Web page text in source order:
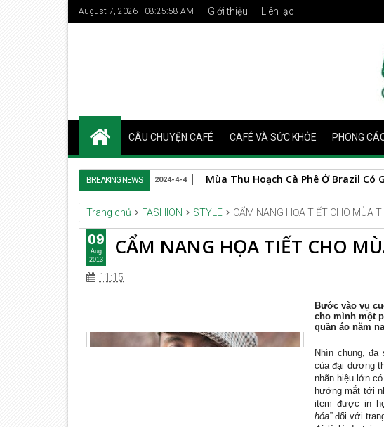
August 7, 2026 08:25:58 AM Giới thiệu Liên lạc
CÂU CHUYỆN CAFÉ CAFÉ VÀ SỨC KHỎE PHONG
BREAKING NEWS Spanish Roast
2024-3-24
Trang chủ FASHION STYLE CẨM NANG HỌA TIẾT CHO MÙA
CẨM NANG HỌA TIẾT CHO
11:15
Bước vào vụ
cho mình một
quần áo năm
Nhìn chung,
của đại dương
nhãn hiệu lớn
hướng mắt tới
item được in
hóa”đối với
09
Aug
2013